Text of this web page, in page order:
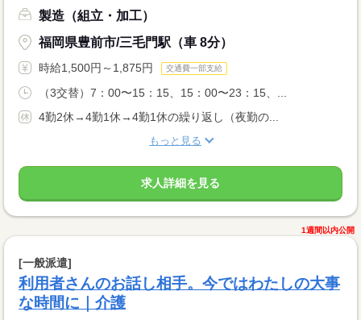
製造（組立・加工）
福岡県豊前市/三毛門駅（車 8分）
時給1,500円～1,875円 交通費一部支給
（3交替）7：00〜15：15、15：00〜23：15、...
4勤2休→4勤1休→4勤1休の繰り返し（夜勤の...
もっと見る
求人詳細を見る
1週間以内公開
[一般派遣]
利用者さんのお話し相手。今ではわたしの大事
な時間に｜介護